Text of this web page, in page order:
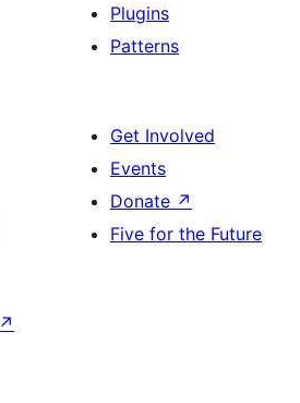
Plugins
Patterns
Get Involved
Events
Donate ↗
Five for the Future
↗